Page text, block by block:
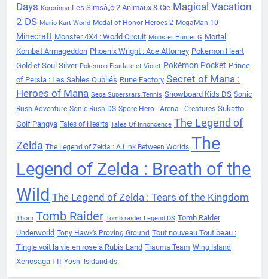
Days Kororinpa Les Simsâ„¢ 2 Animaux & Cie Magical Vacation
2 DS Mario Kart World Medal of Honor Heroes 2 MegaMan 10
Minecraft Monster 4X4 : World Circuit Monster Hunter G Mortal
Kombat Armageddon Phoenix Wright : Ace Attorney Pokemon Heart
Gold et Soul Silver Pokémon Ecarlate et Violet Pokémon Pocket Prince
of Persia : Les Sables Oubliés Rune Factory Secret of Mana :
Heroes of Mana Sega Superstars Tennis Snowboard Kids DS Sonic
Rush Adventure Sonic Rush DS Spore Hero - Arena - Creatures Sukatto
Golf Pangya Tales of Hearts Tales Of Innoncence The Legend of
Zelda The Legend of Zelda : A Link Between Worlds The
Legend of Zelda : Breath of the
Wild The Legend of Zelda : Tears of the Kingdom
Thorn Tomb Raider Tomb raider Legend DS Tomb Raider
Underworld Tony Hawk’s Proving Ground Tout nouveau Tout beau :
Tingle voit la vie en rose à Rubis Land Trauma Team Wing Island
Xenosaga I-II Yoshi Isldand ds